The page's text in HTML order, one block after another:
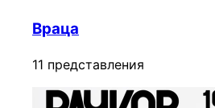
Враца
11 представления